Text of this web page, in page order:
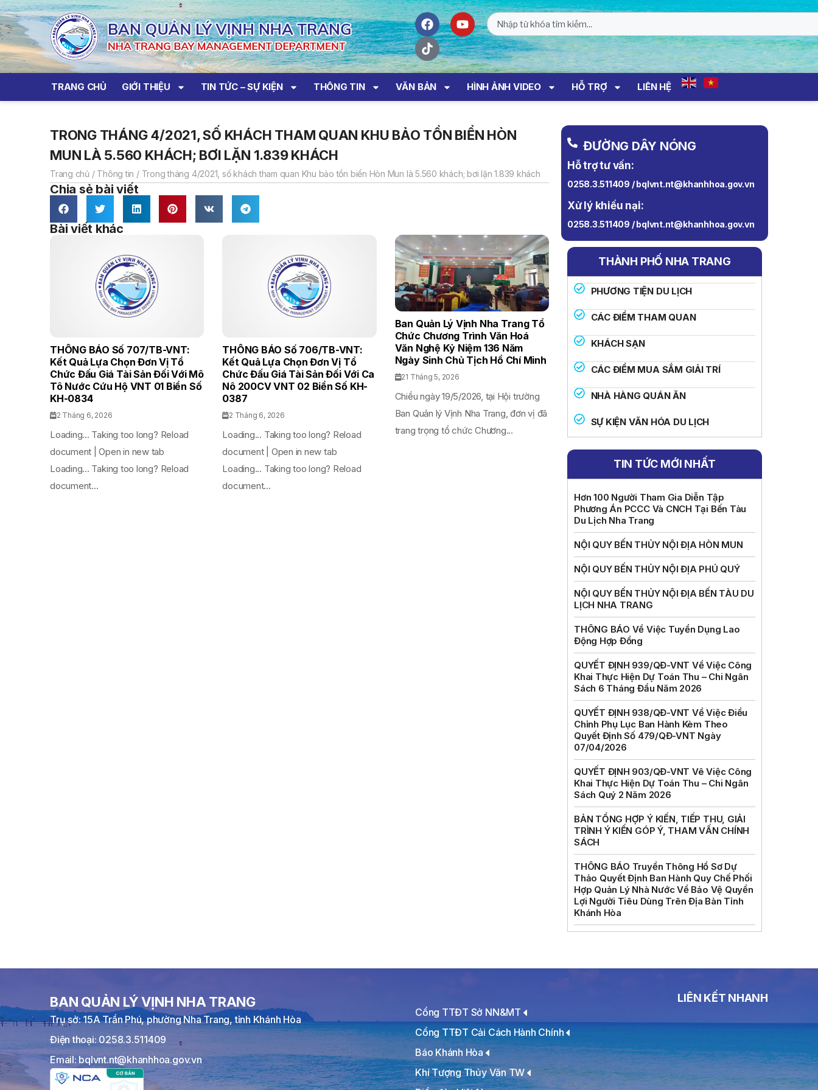
TRANG CHỦ GIỚI THIỆU TIN TỨC – SỰ KIỆN THÔNG TIN VĂN BẢN HÌNH ẢNH VIDEO HỖ TRỢ LIÊN HỆ
TRONG THÁNG 4/2021, SỐ KHÁCH THAM QUAN KHU BẢO TỒN BIỂN HÒN
MUN LÀ 5.560 KHÁCH; BƠI LẶN 1.839 KHÁCH
Trang chủ / Thông tin / Trong tháng 4/2021, số khách tham quan Khu bảo tồn biển Hòn Mun là 5.560 khách; bơi lặn 1.839 khách
Chia sẻ bài viết
Bài viết khác
THÔNG BÁO Số 707/TB-VNT:
Kết Quả Lựa Chọn Đơn Vị Tổ
Chức Đấu Giá Tài Sản Đối Với Mô
Tô Nước Cứu Hộ VNT 01 Biển Số
KH-0834
2 Tháng 6, 2026
Loading... Taking too long? Reload
document | Open in new tab
Loading... Taking too long? Reload
document...
THÔNG BÁO Số 706/TB-VNT:
Kết Quả Lựa Chọn Đơn Vị Tổ
Chức Đấu Giá Tài Sản Đối Với Ca
Nô 200CV VNT 02 Biển Số KH-
0387
2 Tháng 6, 2026
Loading... Taking too long? Reload
document | Open in new tab
Loading... Taking too long? Reload
document...
Ban Quản Lý Vịnh Nha Trang Tổ
Chức Chương Trình Văn Hoá
Văn Nghệ Kỷ Niệm 136 Năm
Ngày Sinh Chủ Tịch Hồ Chí Minh
21 Tháng 5, 2026
Chiều ngày 19/5/2026, tại Hội trường
Ban Quản lý Vịnh Nha Trang, đơn vị đã
trang trọng tổ chức Chương...
ĐƯỜNG DÂY NÓNG
Hỗ trợ tư vấn:
0258.3.511409 / bqlvnt.nt@khanhhoa.gov.vn
Xử lý khiếu nại:
0258.3.511409 / bqlvnt.nt@khanhhoa.gov.vn
THÀNH PHỐ NHA TRANG
PHƯƠNG TIỆN DU LỊCH
CÁC ĐIỂM THAM QUAN
KHÁCH SẠN
CÁC ĐIỂM MUA SẮM GIẢI TRÍ
NHÀ HÀNG QUÁN ĂN
SỰ KIỆN VĂN HÓA DU LỊCH
TIN TỨC MỚI NHẤT
Hơn 100 Người Tham Gia Diễn Tập
Phương Án PCCC Và CNCH Tại Bến Tàu
Du Lịch Nha Trang
NỘI QUY BẾN THỦY NỘI ĐỊA HÒN MUN
NỘI QUY BẾN THỦY NỘI ĐỊA PHÚ QUÝ
NỘI QUY BẾN THỦY NỘI ĐỊA BẾN TÀU DU
LỊCH NHA TRANG
THÔNG BÁO Về Việc Tuyển Dụng Lao
Động Hợp Đồng
QUYẾT ĐỊNH 939/QĐ-VNT Về Việc Công
Khai Thực Hiện Dự Toán Thu – Chi Ngân
Sách 6 Tháng Đầu Năm 2026
QUYẾT ĐỊNH 938/QĐ-VNT Về Việc Điều
Chỉnh Phụ Lục Ban Hành Kèm Theo
Quyết Định Số 479/QĐ-VNT Ngày
07/04/2026
QUYẾT ĐỊNH 903/QĐ-VNT Vê Việc Công
Khai Thực Hiện Dự Toán Thu – Chi Ngân
Sách Quý 2 Năm 2026
BẢN TỔNG HỢP Ý KIẾN, TIẾP THU, GIẢI
TRÌNH Ý KIẾN GÓP Ý, THAM VẤN CHÍNH
SÁCH
THÔNG BÁO Truyền Thông Hồ Sơ Dự
Thảo Quyết Định Ban Hành Quy Chế Phối
Hợp Quản Lý Nhà Nước Về Bảo Vệ Quyền
Lợi Người Tiêu Dùng Trên Địa Bàn Tỉnh
Khánh Hòa
BAN QUẢN LÝ VỊNH NHA TRANG
Trụ sở: 15A Trần Phú, phường Nha Trang, tỉnh Khánh Hòa
Điện thoại: 0258.3.511409
Email: bqlvnt.nt@khanhhoa.gov.vn
LIÊN KẾT NHANH
Cổng TTĐT Sở NN&MT
Cổng TTĐT Cải Cách Hành Chính
Báo Khánh Hòa
Khí Tượng Thủy Văn TW